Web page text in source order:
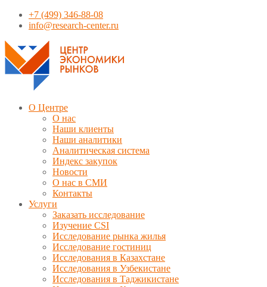
+7 (499) 346-88-08
info@research-center.ru
О Центре
О нас
Наши клиенты
Наши аналитики
Аналитическая система
Индекс закупок
Новости
О нас в СМИ
Контакты
Услуги
Заказать исследование
Изучение CSI
Исследование рынка жилья
Исследование гостиниц
Исследования в Казахстане
Исследования в Узбекистане
Исследования в Таджикистане